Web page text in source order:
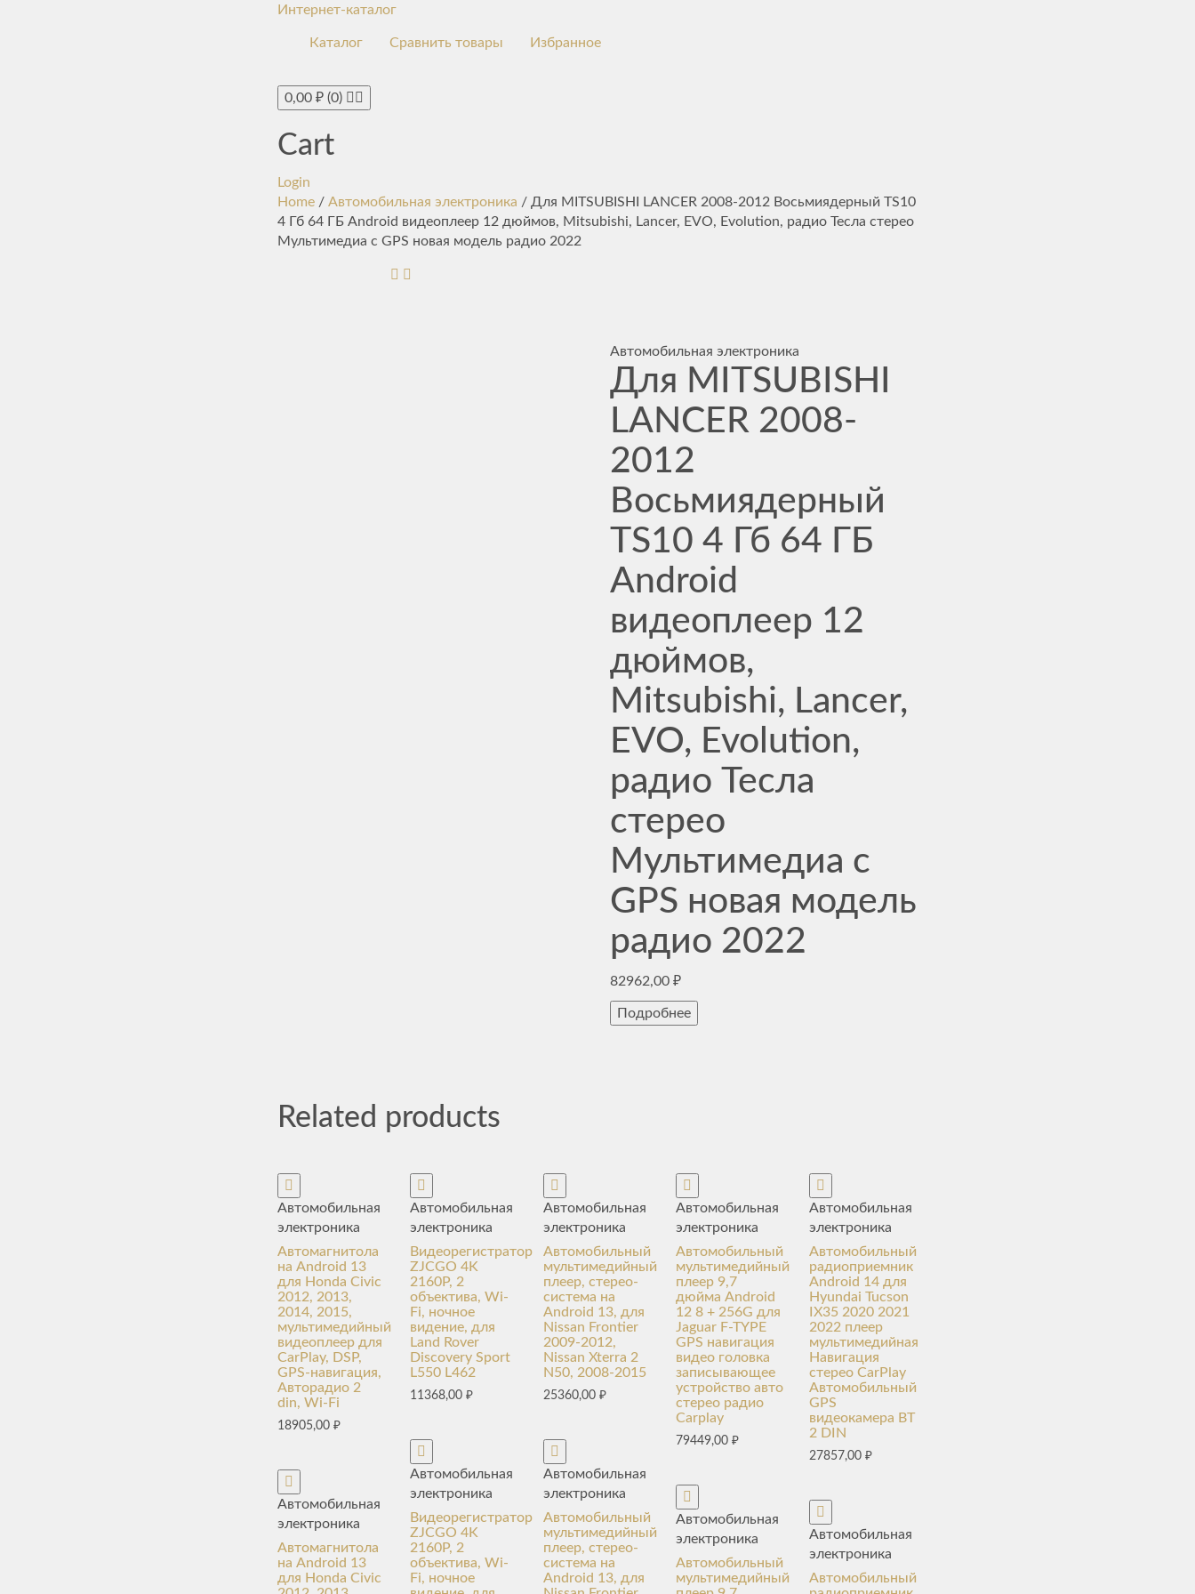
Интернет-каталог
Каталог Сравнить товары Избранное
0,00 ₽ (0)
Cart
Login
Home / Автомобильная электроника / Для MITSUBISHI LANCER 2008-2012 Восьмиядерный TS10
4 Гб 64 ГБ Android видеоплеер 12 дюймов, Mitsubishi, Lancer, EVO, Evolution, радио Тесла стерео
Мультимедиа с GPS новая модель радио 2022
Автомобильная электроника
Для MITSUBISHI
LANCER 2008-
2012
Восьмиядерный
TS10 4 Гб 64 ГБ
Android
видеоплеер 12
дюймов,
Mitsubishi, Lancer,
EVO, Evolution,
радио Тесла
стерео
Мультимедиа с
GPS новая модель
радио 2022
82962,00₽
Подробнее
Related products
Автомобильная
электроника
Автомагнитола
на Android 13
для Honda Civic
2012, 2013,
2014, 2015,
мультимедийный
видеоплеер для
CarPlay, DSP,
GPS-навигация,
Авторадио 2
din, Wi-Fi
18905,00 ₽
Автомобильная
электроника
Автомагнитола
на Android 13
для Honda Civic
Автомобильная
электроника
Видеорегистратор
ZJCGO 4K
2160P, 2
объектива, Wi-
Fi, ночное
видение, для
Land Rover
Discovery Sport
L550 L462
11368,00₽
Автомобильная
электроника
Видеорегистратор
ZJCGO 4K
2160P, 2
объектива, Wi-
Fi, ночное
Автомобильная
электроника
Автомобильный
мультимедийный
плеер, стерео-
система на
Android 13, для
Nissan Frontier
2009-2012,
Nissan Xterra 2
N50, 2008-2015
25360,00 ₽
Автомобильная
электроника
Автомобильный
мультимедийный
плеер, стерео-
система на
Android 13, для
Автомобильная
электроника
Автомобильный
мультимедийный
плеер 9,7
дюйма Android
12 8 + 256G для
Jaguar F-TYPE
GPS навигация
видео головка
записывающее
устройство авто
стерео радио
Carplay
79449,00₽
Автомобильная
электроника
Автомобильный
мультимедийный
Автомобильная
электроника
Автомобильный
радиоприемник
Android 14 для
Hyundai Tucson
IX35 2020 2021
2022 плеер
мультимедийная
Навигация
стерео CarPlay
Автомобильный
GPS
видеокамера BT
2 DIN
27857,00 ₽
Автомобильная
электроника
Автомобильный